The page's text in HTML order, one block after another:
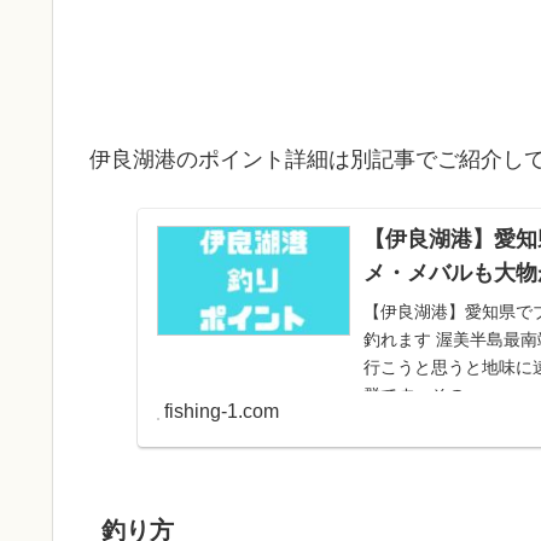
伊良湖港のポイント詳細は別記事でご紹介し
【伊良湖港】愛
メ・メバルも大
【伊良湖港】愛知県
釣れます 渥美半島最
行こうと思うと地味に
群です。その...
fishing-1.com
釣り方